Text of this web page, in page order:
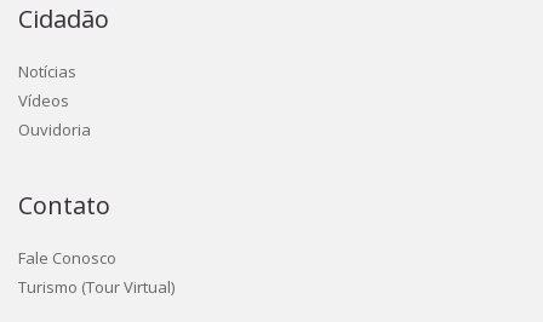
Cidadão
Notícias
Vídeos
Ouvidoria
Contato
Fale Conosco
Turismo (Tour Virtual)